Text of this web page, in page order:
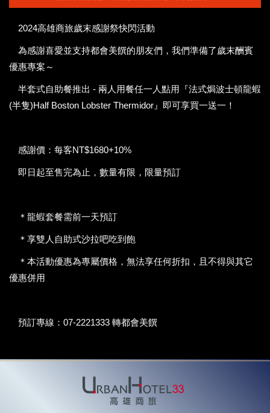
2024高雄商旅歲末感謝祭快閃活動
為感謝喜愛並支持都會美饌的朋友們，我們準備了歲末酬賓
優惠專案～
半套式自助餐推出 - 兩人用餐任一人點用『法式焗波士頓龍蝦
(半隻)Half Boston Lobster Thermidor』即可享買一送一！
感謝價：每客NT$1680+10%
即日起至售完為止，數量有限，限量預訂
＊龍蝦套餐需前一天預訂
＊享雙人自助式沙拉吧吃到飽
＊本活動優惠為專屬價格，無法享任何折扣，且不得與其它
優惠併用
預訂專線：07-2221333 轉都會美饌